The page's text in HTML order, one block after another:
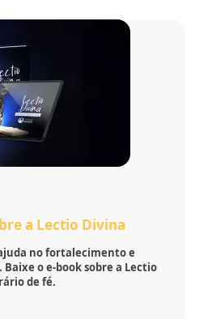
a Lectio Divina
no fortalecimento e
o e-book sobre a Lectio
de fé.